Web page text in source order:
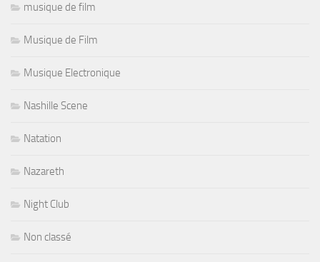
musique de film
Musique de Film
Musique Electronique
Nashille Scene
Natation
Nazareth
Night Club
Non classé